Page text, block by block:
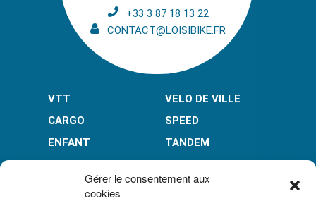
Gérer le consentement aux
cookies
+33 3 87 18 13 22
CONTACT@LOISIBIKE.FR
VTT
VELO DE VILLE
CARGO
SPEED
ENFANT
TANDEM
PAIEMENT EN PLUSIEURS FOIS* :